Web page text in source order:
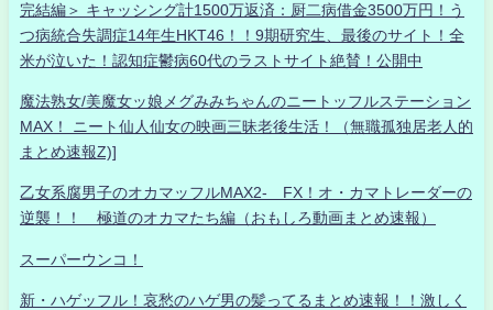
完結編＞ キャッシング計1500万返済：厨二病借金3500万円！う
つ病統合失調症14年生HKT46！！9期研究生、最後のサイト！全
米が泣いた！認知症鬱病60代のラストサイト絶賛！公開中
魔法熟女/美魔女ッ娘メグみみちゃんのニートッフルステーション
MAX！ ニート仙人仙女の映画三昧老後生活！（無職孤独居老人的
まとめ速報Z)]
乙女系腐男子のオカマッフルMAX2- FX！オ・カマトレーダーの
逆襲！！ 極道のオカマたち編（おもしろ動画まとめ速報）
スーパーウンコ！
新・ハゲッフル！哀愁のハゲ男の髪ってるまとめ速報！！激しく